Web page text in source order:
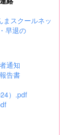
スクールネッ
早退の
通知
告書
）.pdf